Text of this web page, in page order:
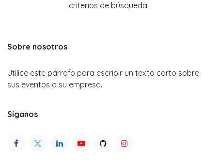
criterios de búsqueda.
Sobre nosotros
Utilice este párrafo para escribir un texto corto sobre
sus eventos o su empresa.
Síganos